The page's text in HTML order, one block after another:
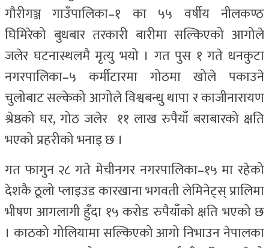
गौरीगञ्ज गाउँपालिका–१ का ५५ वर्षीय नीलकण्ठ
घिमिरेको बुधबार तरकारी बारीमा सल्किएको आगोले
जलेर घटनास्थलमै मृत्यु भयो । गत पुस १ गते धनकुटा
नगरपालिका–५ कर्मीटारमा गोठमा खोले पकाउने
चुलोबाट सल्केको आगोले विश्वबन्धु थापा र काजीनारायण
श्रेष्ठको घर, गोठ जलेर ११ लाख रुपैयाँ बराबारको क्षति
भएको प्रहरीको भनाइ छ ।
गत फागुन २८ गते मेचीनगर नगरपालिका–१५ मा रहेको
देशकै ठूलो प्लाइउड कारखाना भगवती लेमिनेट्स् प्रालिमा
भीषण आगलागी हुँदा १५ करोड रुपैयाँको क्षति भएको छ
। काठको गोलियामा सल्किएको आगो निभाउन नेपालका